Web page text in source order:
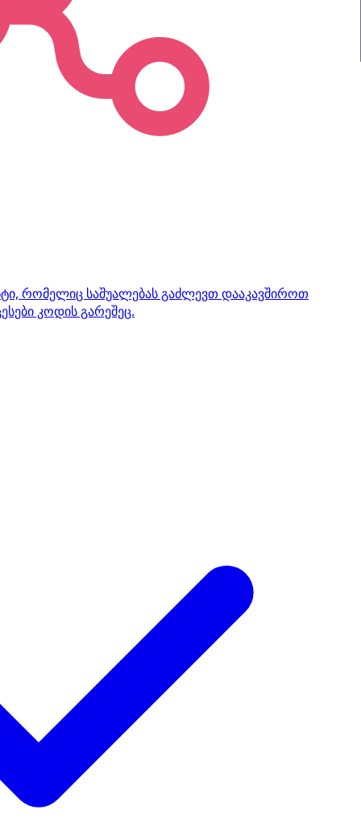
რომელიც საშუალებას გაძლევთ დააკავშიროთ
კოდის გარეშეც.